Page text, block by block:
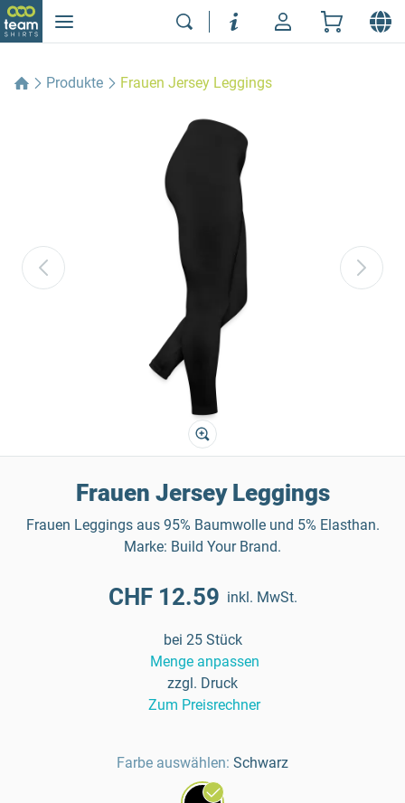
Produkte Frauen Jersey Leggings
Frauen Jersey Leggings
Frauen Leggings aus 95% Baumwolle und 5% Elasthan.
Marke: Build Your Brand.
CHF 12.59 inkl. MwSt.
bei 25 Stück
Menge anpassen
zzgl. Druck
Zum Preisrechner
Farbe auswählen: Schwarz